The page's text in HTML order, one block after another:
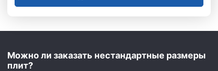
Можно ли заказать нестандартные размеры
плит?